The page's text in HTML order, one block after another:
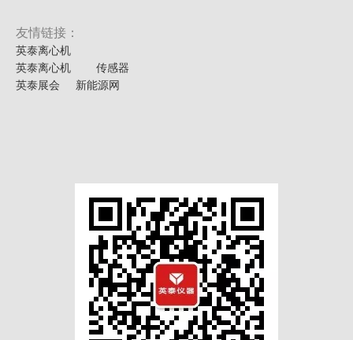
友情链接：
英泰离心机
英泰离心机
传感器
英泰展会
新能源网